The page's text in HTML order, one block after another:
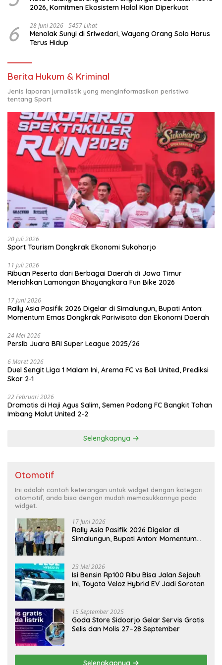
2026, Komitmen Ekosistem Halal Kian Diperkuat
6 28 Juni 2026 5457 Lihat
Menolak Sunyi di Sriwedari, Wayang Orang Solo Harus
Terus Hidup
Berita Hukum & Kriminal
Jenis laporan jurnalistik yang menginformasikan peristiwa
tentang Sport
20 Juli 2026
Sport Tourism Dongkrak Ekonomi Sukoharjo
11 Juli 2026
Ribuan Peserta dari Berbagai Daerah di Jawa Timur
Meriahkan Lamongan Bhayangkara Fun Bike 2026
17 Juni 2026
Rally Asia Pasifik 2026 Digelar di Simalungun, Bupati Anton:
Momentum Emas Dongkrak Pariwisata dan Ekonomi Daerah
24 Mei 2026
Persib Juara BRI Super League 2025/26
6 Maret 2026
Duel Sengit Liga 1 Malam Ini, Arema FC vs Bali United, Prediksi
Skor 2-1
22 Februari 2026
Dramatis di Haji Agus Salim, Semen Padang FC Bangkit Tahan
Imbang Malut United 2-2
Selengkapnya
Otomotif
Ini adalah contoh keterangan untuk widget dengan kategori
otomotif, anda bisa dengan mudah memasukkannya pada
widget.
17 Juni 2026
Rally Asia Pasifik 2026 Digelar di
Simalungun, Bupati Anton: Momentum
23 Mei 2026
Isi Bensin Rp100 Ribu Bisa Jalan Sejauh
Ini, Toyota Veloz Hybrid EV Jadi Sorotan
15 September 2025
Goda Store Sidoarjo Gelar Servis Gratis
Selis dan Molis 27–28 September
Selengkapnya